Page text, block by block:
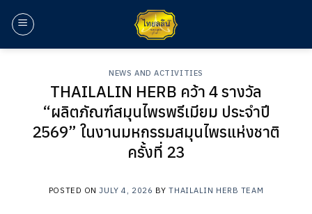
NEWS AND ACTIVITIES
THAILALIN HERB คว้า 4 รางวัล
“ผลิตภัณฑ์สมุนไพรพรีเมียม ประจำปี
2569” ในงานมหกรรมสมุนไพรแห่งชาติ
ครั้งที่ 23
POSTED ONJULY 4, 2026 BYTHAILALIN HERB TEAM